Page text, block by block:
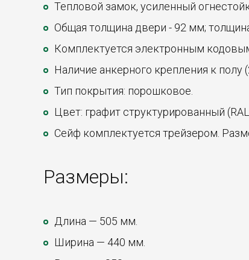
Тепловой замок, усиленный
Общая толщина двери - 92 мм;
Комплектуется электронным
Наличие анкерного крепления к полу
Тип покрытия: порошковое.
Цвет: графит структурированный
Сейф комплектуется трейзером.
Размеры:
Длина — 505 мм.
Ширина — 440 мм.